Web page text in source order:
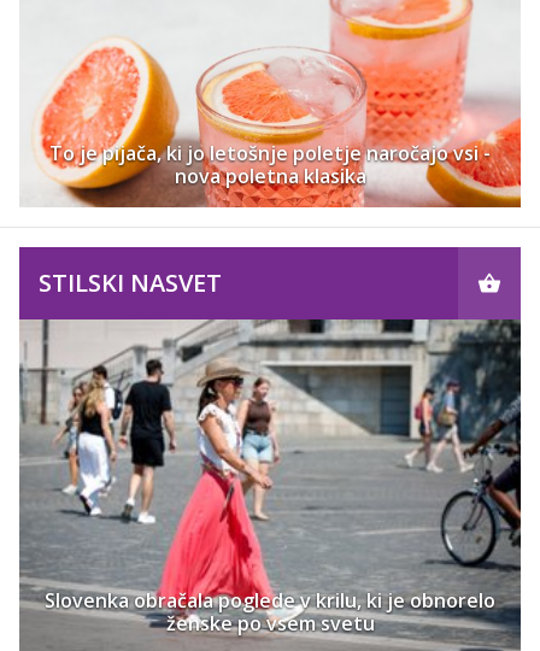
To je pijača, ki jo letošnje poletje naročajo vsi -
nova poletna klasika
STILSKI NASVET
Slovenka obračala poglede v krilu, ki je obnorelo
ženske po vsem svetu